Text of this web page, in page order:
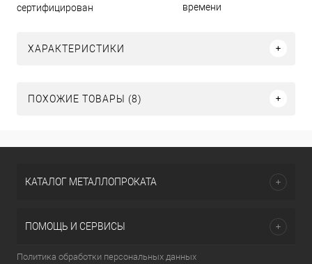
сертифицирован
времени
ХАРАКТЕРИСТИКИ
ПОХОЖИЕ ТОВАРЫ (8)
КАТАЛОГ МЕТАЛЛОПРОКАТА
ПОМОЩЬ И СЕРВИСЫ
Политика обработки персональных данных